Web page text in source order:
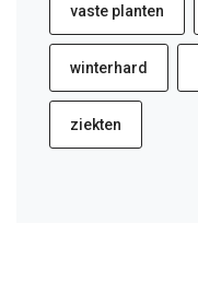
vaste planten
winterhard
ziekten